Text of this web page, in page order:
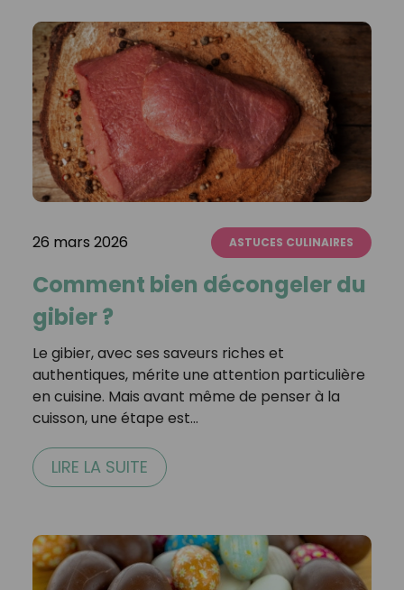
26 mars 2026 ASTUCES CULINAIRES
Comment bien décongeler du
gibier ?
Le gibier, avec ses saveurs riches et
authentiques, mérite une attention particulière
en cuisine. Mais avant même de penser à la
cuisson, une étape est…
LIRE LA SUITE